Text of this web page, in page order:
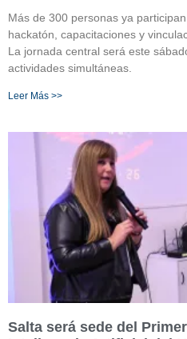
Más de 300 personas ya
hackatón, capacitaciones y
La jornada central será este
actividades simultáneas.
Leer Más >>
Salta será sede del